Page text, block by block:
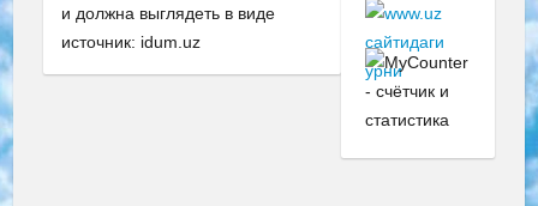
и должна выглядеть в виде
источник: idum.uz